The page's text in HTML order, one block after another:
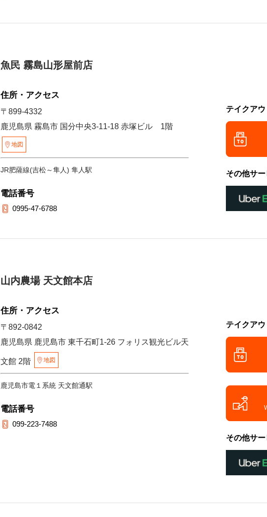
魚民 霧島山形屋前店
住所・アクセス
〒899-4332
鹿児島県 霧島市 国分中央3-11-18 赤塚ビル 1階
地図
JR肥薩線(吉松～隼人) 隼人駅
電話番号
0995-47-6788
テイクア
その他サ
山内農場 天文館本店
住所・アクセス
〒892-0842
鹿児島県 鹿児島市 東千石町1-26 フォリス観光ビル天
文館 2階 地図
鹿児島市電１系統 天文館通駅
電話番号
099-223-7488
テイクア
その他サ